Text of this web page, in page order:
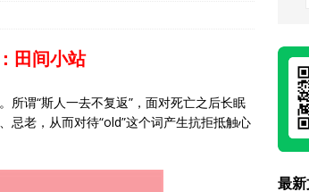
田间小站
所谓“斯人一去不复返”，面对死亡之后长眠
忌老，从而对待“old”这个词产生抗拒抵触心
最